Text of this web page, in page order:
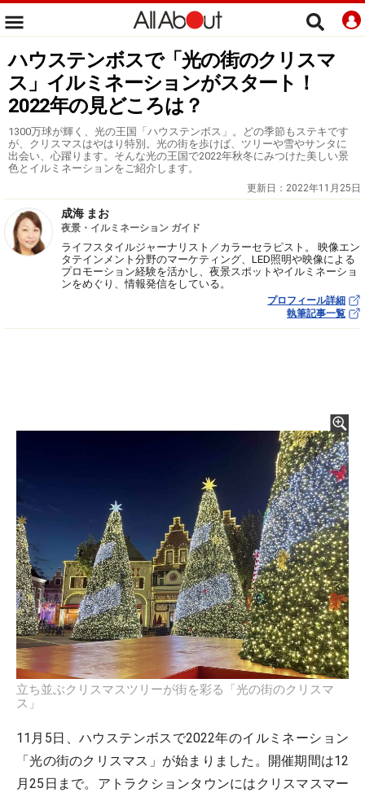
ハウステンボスで「光の街のクリスマ
ス」イルミネーションがスタート！
2022年の見どころは？
1300万球が輝く、光の王国「ハウステンボス」。どの季節もステキです
が、クリスマスはやはり特別。光の街を歩けば、ツリーや雪やサンタに
出会い、心躍ります。そんな光の王国で2022年秋冬にみつけた美しい景
色とイルミネーションをご紹介します。
更新日： 2022年11月25日
成海 まお
夜景・イルミネーション ガイド
ライフスタイルジャーナリスト／カラーセラピスト。 映像エン
タテインメント分野のマーケティング、LED照明や映像による
プロモーション経験を活かし、夜景スポットやイルミネーショ
ンをめぐり、情報発信をしている。
プロフィール詳細
執筆記事一覧
立ち並ぶクリスマスツリーが街を彩る「光の街のクリスマ
ス」
11月5日、ハウステンボスで2022年のイルミネーション
「光の街のクリスマス」が始まりました。開催期間は12
月25日まで。アトラクションタウンにはクリスマスマー